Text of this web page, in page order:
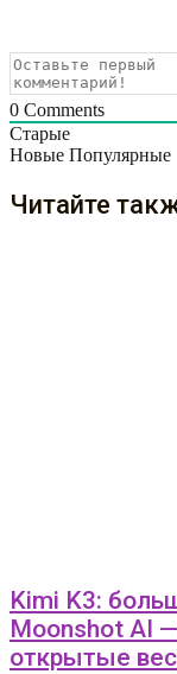
0 Comments
Старые
Новые Популярные
Читайте
Kimi K3:
Moonshot AI
открытые